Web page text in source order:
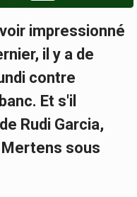
impressionné
il y a de
contre
Et s'il
Rudi Garcia,
sous